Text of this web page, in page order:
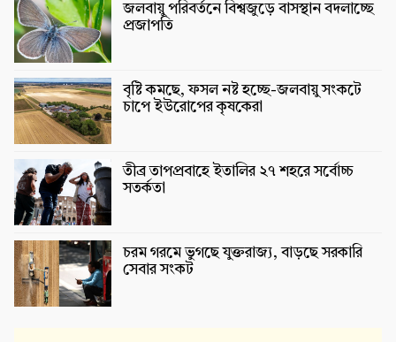
জলবায়ু পরিবর্তনে বিশ্বজুড়ে বাসস্থান বদলাচ্ছে
প্রজাপতি
বৃষ্টি কমছে, ফসল নষ্ট হচ্ছে-জলবায়ু সংকটে
চাপে ইউরোপের কৃষকেরা
তীব্র তাপপ্রবাহে ইতালির ২৭ শহরে সর্বোচ্চ
সতর্কতা
চরম গরমে ভুগছে যুক্তরাজ্য, বাড়ছে সরকারি
সেবার সংকট